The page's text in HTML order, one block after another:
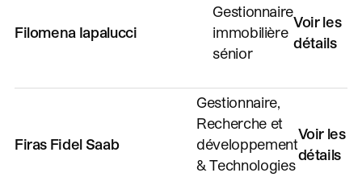
Filomena Iapalucci
Gestionnaire
immobilière
sénior
Voir les
détails
Firas Fidel Saab
Gestionnaire,
Recherche et
développement
& Technologies
Voir les
détails